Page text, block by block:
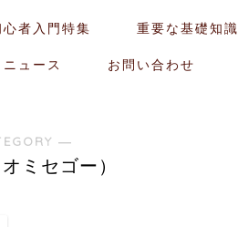
者入門特集 重要な基礎知識
ニュース お問い合わせ
―
ミセゴー）